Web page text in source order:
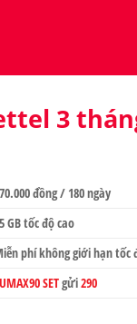
3
đồng / 180 ngày
GB tốc độ cao
phí không giới hạn tốc
SETgửi290